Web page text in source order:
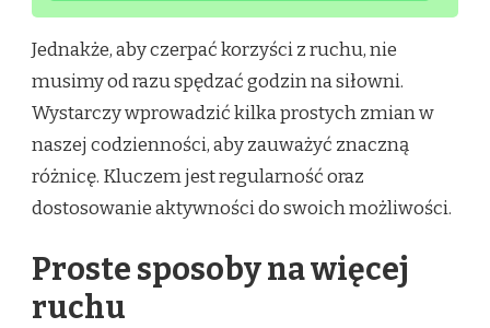
Jednakże, aby czerpać korzyści z ruchu, nie
musimy od razu spędzać godzin na siłowni.
Wystarczy wprowadzić kilka prostych zmian w
naszej codzienności, aby zauważyć znaczną
różnicę. Kluczem jest regularność oraz
dostosowanie aktywności do swoich możliwości.
Proste sposoby na więcej
ruchu